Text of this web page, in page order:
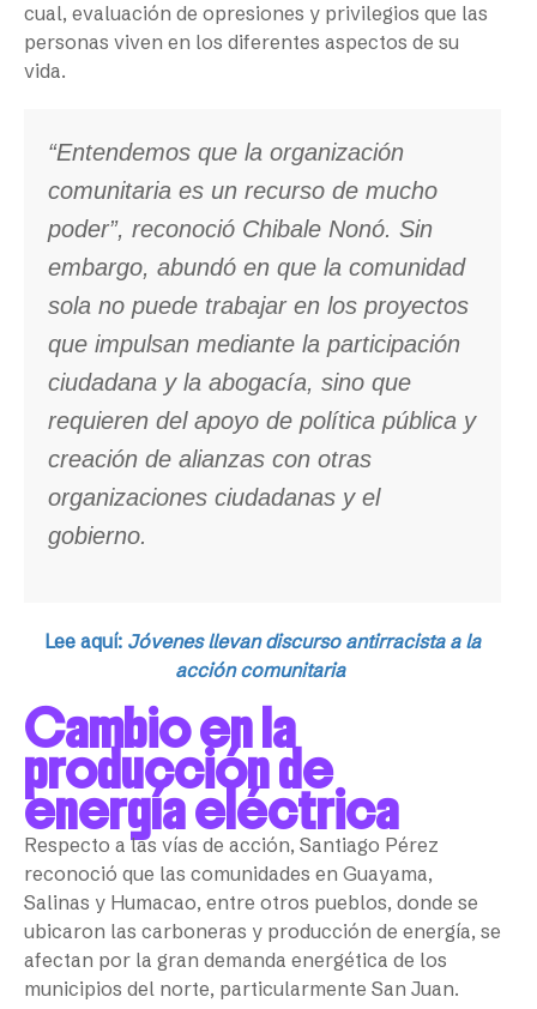
cual, evaluación de opresiones y privilegios que las
personas viven en los diferentes aspectos de su
vida.
“Entendemos que la organización
comunitaria es un recurso de mucho
poder”, reconoció Chibale Nonó. Sin
embargo, abundó en que la comunidad
sola no puede trabajar en los proyectos
que impulsan mediante la participación
ciudadana y la abogacía, sino que
requieren del apoyo de política pública y
creación de alianzas con otras
organizaciones ciudadanas y el
gobierno.
Lee aquí: Jóvenes llevan discurso antirracista a la
acción comunitaria
Cambio en la
producción de
energía eléctrica
Respecto a las vías de acción, Santiago Pérez
reconoció que las comunidades en Guayama,
Salinas y Humacao, entre otros pueblos, donde se
ubicaron las carboneras y producción de energía, se
afectan por la gran demanda energética de los
municipios del norte, particularmente San Juan.